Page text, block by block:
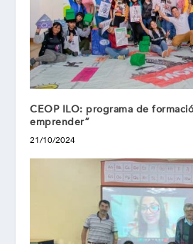
CEOP ILO: programa de
emprender”
21/10/2024